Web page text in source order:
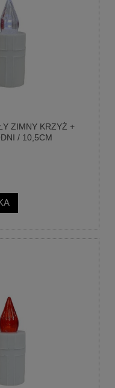
ZIMNY KRZYŻ +
/ 10,5CM